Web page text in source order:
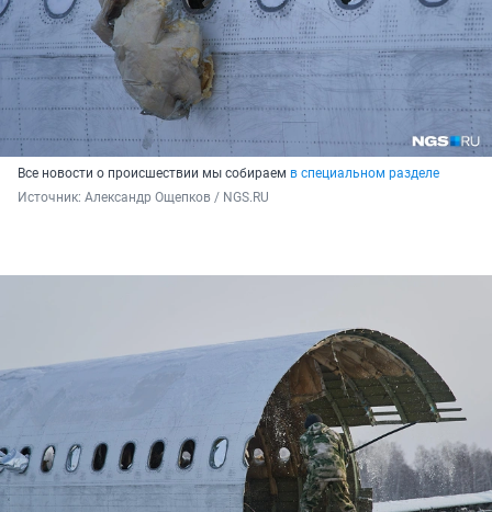
Все новости о происшествии мы собираем в специальном разделе
Источник: Александр Ощепков / NGS.RU